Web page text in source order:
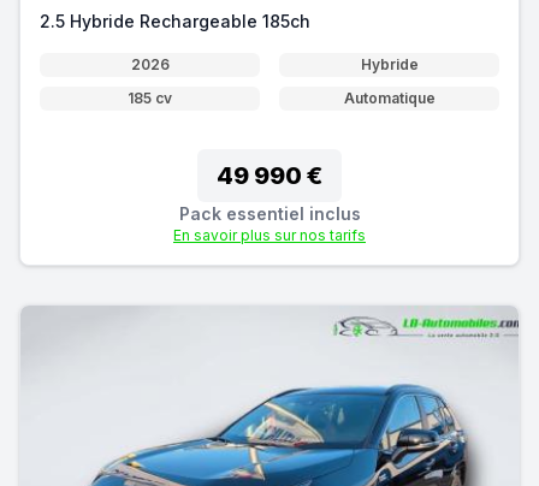
2.5 Hybride Rechargeable 185ch
2026
Hybride
185 cv
Automatique
49 990 €
Pack essentiel inclus
En savoir plus sur nos tarifs